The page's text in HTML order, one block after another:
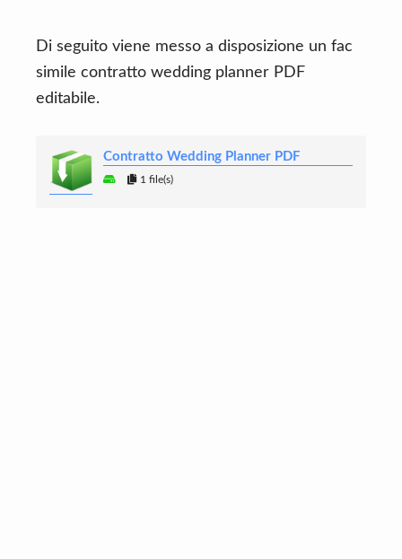
Di seguito viene messo a disposizione un fac
simile contratto wedding planner PDF
editabile.
Contratto Wedding Planner PDF
1 file(s)